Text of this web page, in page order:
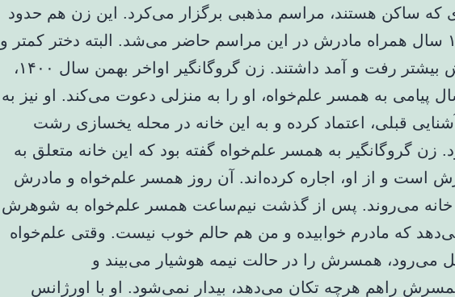
که ساکن هستند، مراسم مذهبی برگزار می‌کرد. این زن هم حدود
۱۰، ۱۲ سال همراه مادرش در این مراسم حاضر می‌شد. البته دختر کمتر و
مادرش بیشتر رفت و آمد داشتند. زن گروگانگیر اواخر بهمن سال ۱۴۰۰،
پیامی به همسر علم‌خواه، او را به منزلی دعوت می‌کند. او نیز به
قبلی، اعتماد کرده و به این خانه در محله یخسازی رشت
زن گروگانگیر به همسر علم‌خواه گفته بود که این خانه متعلق به
است و از او، اجاره کرده‌اند. آن روز همسر علم‌خواه و مادرش
خانه می‌روند. پس از گذشت نیم‌ساعت همسر علم‌خواه به شوهرش
که مادرم خوابیده و من هم حالم خوب نیست. وقتی علم‌خواه
می‌رود، همسرش را در حالت نیمه هوشیار می‌بیند و
راهم هرچه تکان می‌دهد، بیدار نمی‌شود. او با اورژانس